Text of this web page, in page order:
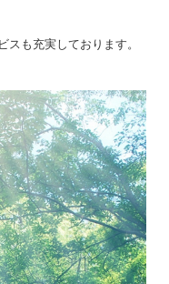
スも充実しております。